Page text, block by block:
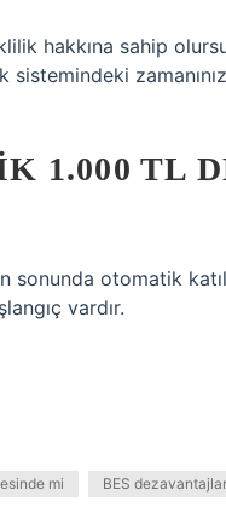
hakkına sahip
sistemindeki
1.000 TL
sonunda otomatik
​​vardır.
mi BES